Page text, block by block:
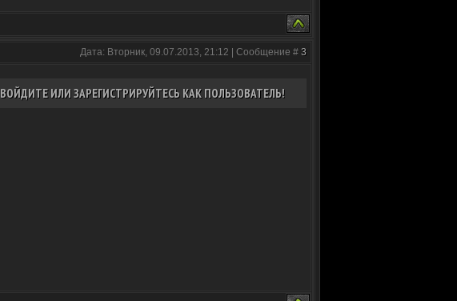
Дата: Вторник, 09.07.2013, 21:12 | Сообщение # 3
ВОЙДИТЕ ИЛИ ЗАРЕГИСТРИРУЙТЕСЬ КАК ПОЛЬЗОВАТЕЛЬ!